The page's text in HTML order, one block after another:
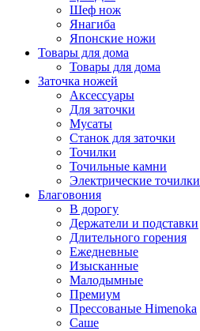
Шеф нож
Янагиба
Японские ножи
Товары для дома
Товары для дома
Заточка ножей
Аксессуары
Для заточки
Мусаты
Станок для заточки
Точилки
Точильные камни
Электрические точилки
Благовония
В дорогу
Держатели и подставки
Длительного горения
Ежедневные
Изысканные
Малодымные
Премиум
Прессованые Himenoka
Саше